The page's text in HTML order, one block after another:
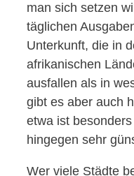
man sich setzen
täglichen
Unterkunft, die in
afrikanischen
ausfallen als in
gibt es aber auch
etwa ist
hingegen sehr
Wer viele Städte